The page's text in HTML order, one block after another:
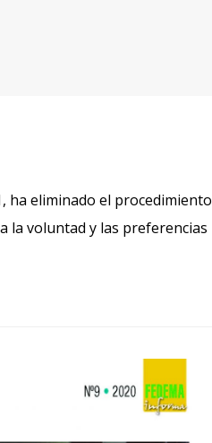
ha eliminado el procedimiento
la voluntad y las preferencias